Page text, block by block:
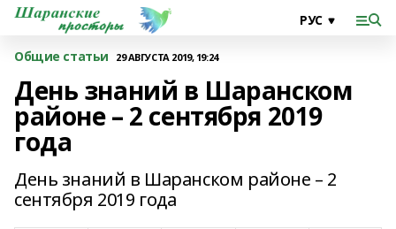
Общие статьи 29 АВГУСТА 2019, 19:24
День знаний в Шаранском
районе – 2 сентября 2019
года
День знаний в Шаранском районе – 2
сентября 2019 года